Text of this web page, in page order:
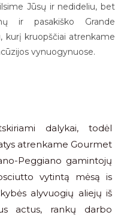
Jūsų ir nedideliu, bet
ir pasakiško Grande
kurį kruopščiai atrenkame
vynuogynuose.
dalykai, todėl
atrenkame Gourmet
Peggiano gamintojų
vytintą mėsą is
alyvuogių aliejų iš
actus, rankų darbo